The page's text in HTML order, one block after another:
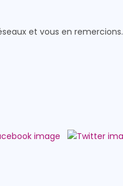
et vous en remercions.